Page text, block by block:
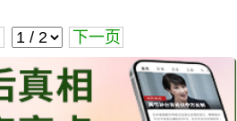
下一页